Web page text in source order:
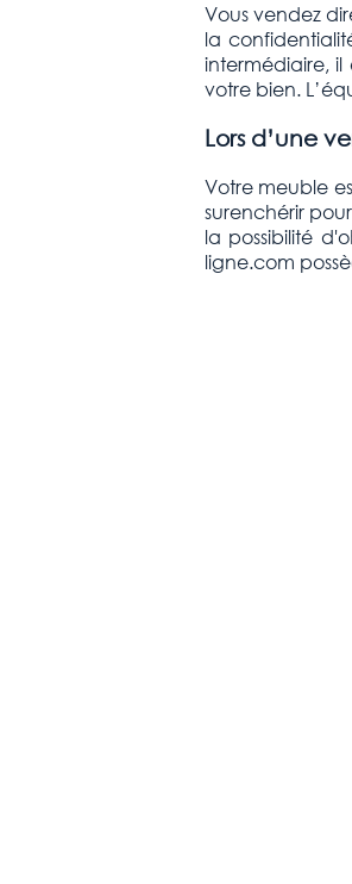
Vous vendez
la
intermédiaire,
votre bien.
Lors d’une
Votre meuble
surenchérir
la possibilité
ligne.com